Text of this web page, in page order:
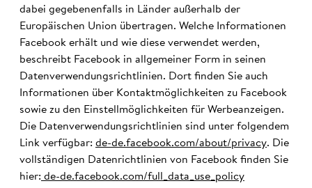
dabei gegebenenfalls in Länder außerhalb der
Europäischen Union übertragen. Welche Informationen
Facebook erhält und wie diese verwendet werden,
beschreibt Facebook in allgemeiner Form in seinen
Datenverwendungsrichtlinien. Dort finden Sie auch
Informationen über Kontaktmöglichkeiten zu Facebook
sowie zu den Einstellmöglichkeiten für Werbeanzeigen.
Die Datenverwendungsrichtlinien sind unter folgendem
Link verfügbar: de-de.facebook.com/about/privacy. Die
vollständigen Datenrichtlinien von Facebook finden Sie
hier: de-de.facebook.com/full_data_use_policy